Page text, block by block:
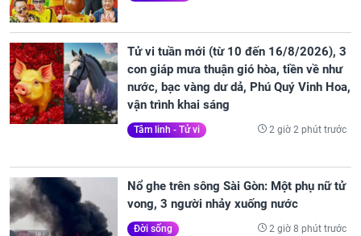
Tử vi tuần mới (từ 10 đến 16/8/2026), 3
con giáp mưa thuận gió hòa, tiền về như
nước, bạc vàng dư dả, Phú Quý Vinh Hoa,
vận trình khai sáng
Tâm linh - Tử vi 2 giờ 2 phút trước
Nổ ghe trên sông Sài Gòn: Một phụ nữ tử
vong, 3 người nhảy xuống nước
Đời sống 2 giờ 8 phút trước